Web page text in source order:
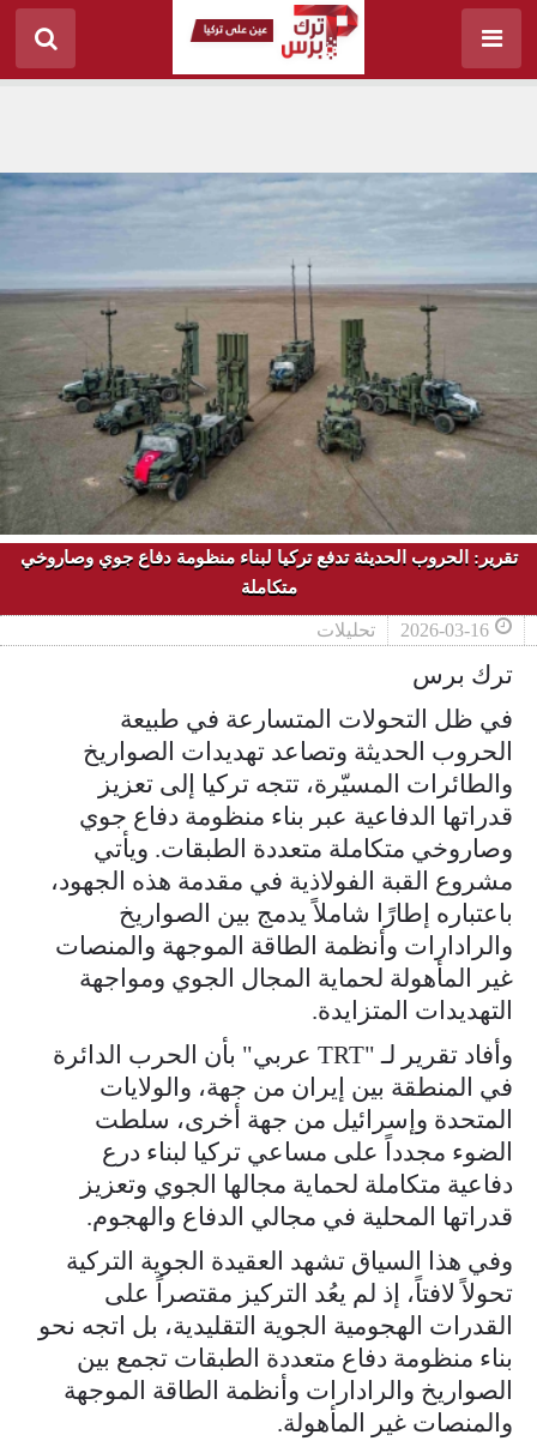
تقرير: الحروب الحديثة تدفع تركيا لبناء منظومة دفاع جوي وصاروخي
متكاملة
2026-03-16 تحليلات
ترك برس
في ظل التحولات المتسارعة في طبيعة
الحروب الحديثة وتصاعد تهديدات الصواريخ
والطائرات المسيّرة، تتجه تركيا إلى تعزيز
قدراتها الدفاعية عبر بناء منظومة دفاع جوي
وصاروخي متكاملة متعددة الطبقات. ويأتي
مشروع القبة الفولاذية في مقدمة هذه الجهود،
باعتباره إطارًا شاملاً يدمج بين الصواريخ
والرادارات وأنظمة الطاقة الموجهة والمنصات
غير المأهولة لحماية المجال الجوي ومواجهة
التهديدات المتزايدة.
وأفاد تقرير لـ "TRT عربي" بأن الحرب الدائرة
في المنطقة بين إيران من جهة، والولايات
المتحدة وإسرائيل من جهة أخرى، سلطت
الضوء مجدداً على مساعي تركيا لبناء درع
دفاعية متكاملة لحماية مجالها الجوي وتعزيز
قدراتها المحلية في مجالي الدفاع والهجوم.
وفي هذا السياق تشهد العقيدة الجوية التركية
تحولاً لافتاً، إذ لم يعُد التركيز مقتصراً على
القدرات الهجومية الجوية التقليدية، بل اتجه نحو
بناء منظومة دفاع متعددة الطبقات تجمع بين
الصواريخ والرادارات وأنظمة الطاقة الموجهة
والمنصات غير المأهولة.